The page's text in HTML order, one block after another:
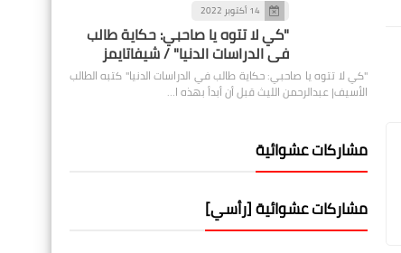
14 أكتوبر 2022
"كي لا تتوه يا صاحبي: حكاية طالب
في الدراسات الدنيا" / شيفاتايمز
"كي لا تتوه يا صاحبي: حكاية طالب في الدراسات الدنيا" كتبه الطالب
الأسيف| عبدالرحمن الليث قبل أن أبدأ بهذه ا…
مشاركات عشوائية
مشاركات عشوائية [رأسي]